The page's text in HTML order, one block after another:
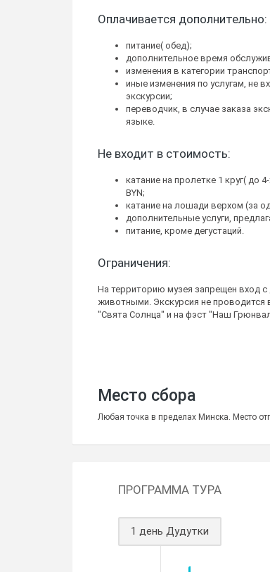
Оплачивается дополнительно:
питание( обед);
дополнительное время
изменения в категории
иные изменения по услугам, не
экскурсии;
переводчик, в случае заказа
языке.
Не входит в стоимость:
катание на пролетке 1 круг( до
BYN;
катание на лошади верхом (за
дополнительные услуги,
питание, кроме дегустаций.
Ограничения:
На территорию музея запрещен вход
животными. Экскурсия не проводится
"Свята Солнца" и на фэст "Наш
Место сбора
Любая точка в пределах Минска. Место
ПРОГРАММА ТУРА
1 день Дудутки